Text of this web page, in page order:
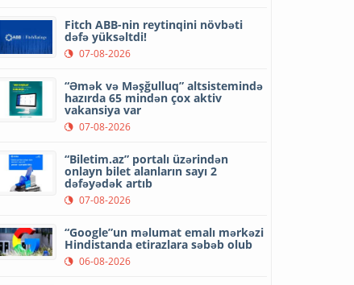
Fitch ABB-nin reytinqini növbəti
dəfə yüksəltdi!
07-08-2026
“Əmək və Məşğulluq” altsistemində
hazırda 65 mindən çox aktiv
vakansiya var
07-08-2026
“Biletim.az” portalı üzərindən
onlayn bilet alanların sayı 2
dəfəyədək artıb
07-08-2026
“Google”un məlumat emalı mərkəzi
Hindistanda etirazlara səbəb olub
06-08-2026